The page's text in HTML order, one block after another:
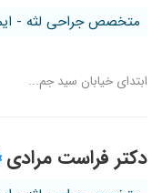
متخصص جراحی لثه -
ابتدای خیابان سید جم...
دکتر فراست مرادی